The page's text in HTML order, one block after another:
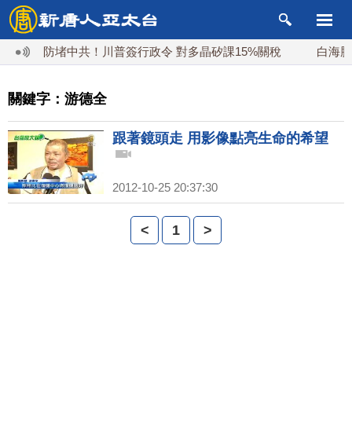
防堵中共！川普簽行政令 對多晶矽課15%關稅 白海豚
關鍵字：游德全
跟著鏡頭走 用影像點亮生命的希望
2012-10-25 20:37:30
< 1 >